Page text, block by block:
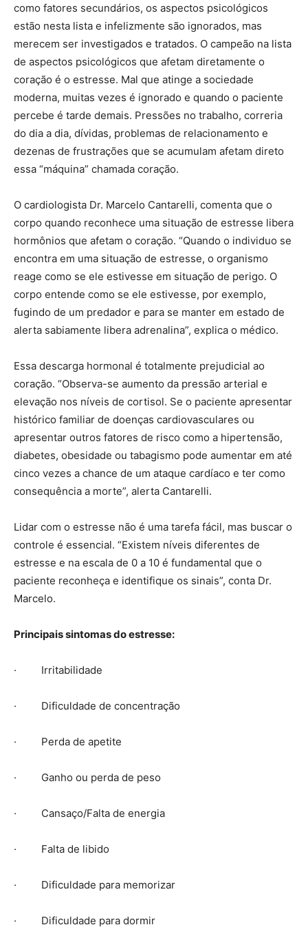
como fatores secundários, os aspectos psicológicos
estão nesta lista e infelizmente são ignorados, mas
merecem ser investigados e tratados. O campeão na lista
de aspectos psicológicos que afetam diretamente o
coração é o estresse. Mal que atinge a sociedade
moderna, muitas vezes é ignorado e quando o paciente
percebe é tarde demais. Pressões no trabalho, correria
do dia a dia, dívidas, problemas de relacionamento e
dezenas de frustrações que se acumulam afetam direto
essa “máquina” chamada coração.
O cardiologista Dr. Marcelo Cantarelli, comenta que o
corpo quando reconhece uma situação de estresse libera
hormônios que afetam o coração. “Quando o individuo se
encontra em uma situação de estresse, o organismo
reage como se ele estivesse em situação de perigo. O
corpo entende como se ele estivesse, por exemplo,
fugindo de um predador e para se manter em estado de
alerta sabiamente libera adrenalina”, explica o médico.
Essa descarga hormonal é totalmente prejudicial ao
coração. “Observa-se aumento da pressão arterial e
elevação nos níveis de cortisol. Se o paciente apresentar
histórico familiar de doenças cardiovasculares ou
apresentar outros fatores de risco como a hipertensão,
diabetes, obesidade ou tabagismo pode aumentar em até
cinco vezes a chance de um ataque cardíaco e ter como
consequência a morte”, alerta Cantarelli.
Lidar com o estresse não é uma tarefa fácil, mas buscar o
controle é essencial. “Existem níveis diferentes de
estresse e na escala de 0 a 10 é fundamental que o
paciente reconheça e identifique os sinais”, conta Dr.
Marcelo.
Principais sintomas do estresse:
· Irritabilidade
· Dificuldade de concentração
· Perda de apetite
· Ganho ou perda de peso
· Cansaço/Falta de energia
· Falta de libido
· Dificuldade para memorizar
· Dificuldade para dormir